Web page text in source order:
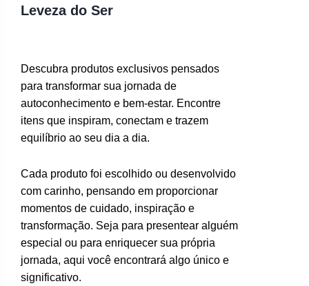
Leveza do Ser
Descubra produtos exclusivos pensados
para transformar sua jornada de
autoconhecimento e bem-estar. Encontre
itens que inspiram, conectam e trazem
equilíbrio ao seu dia a dia.
Cada produto foi escolhido ou desenvolvido
com carinho, pensando em proporcionar
momentos de cuidado, inspiração e
transformação. Seja para presentear alguém
especial ou para enriquecer sua própria
jornada, aqui você encontrará algo único e
significativo.